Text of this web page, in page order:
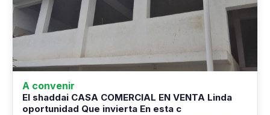
A convenir
El shaddai CASA COMERCIAL EN VENTA Linda
oportunidad Que invierta En esta c